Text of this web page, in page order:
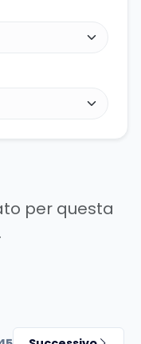
per questa